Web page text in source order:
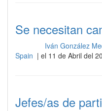
Se necesitan
Iván González
Spain | el 11 de Abril del
Jefes/as de